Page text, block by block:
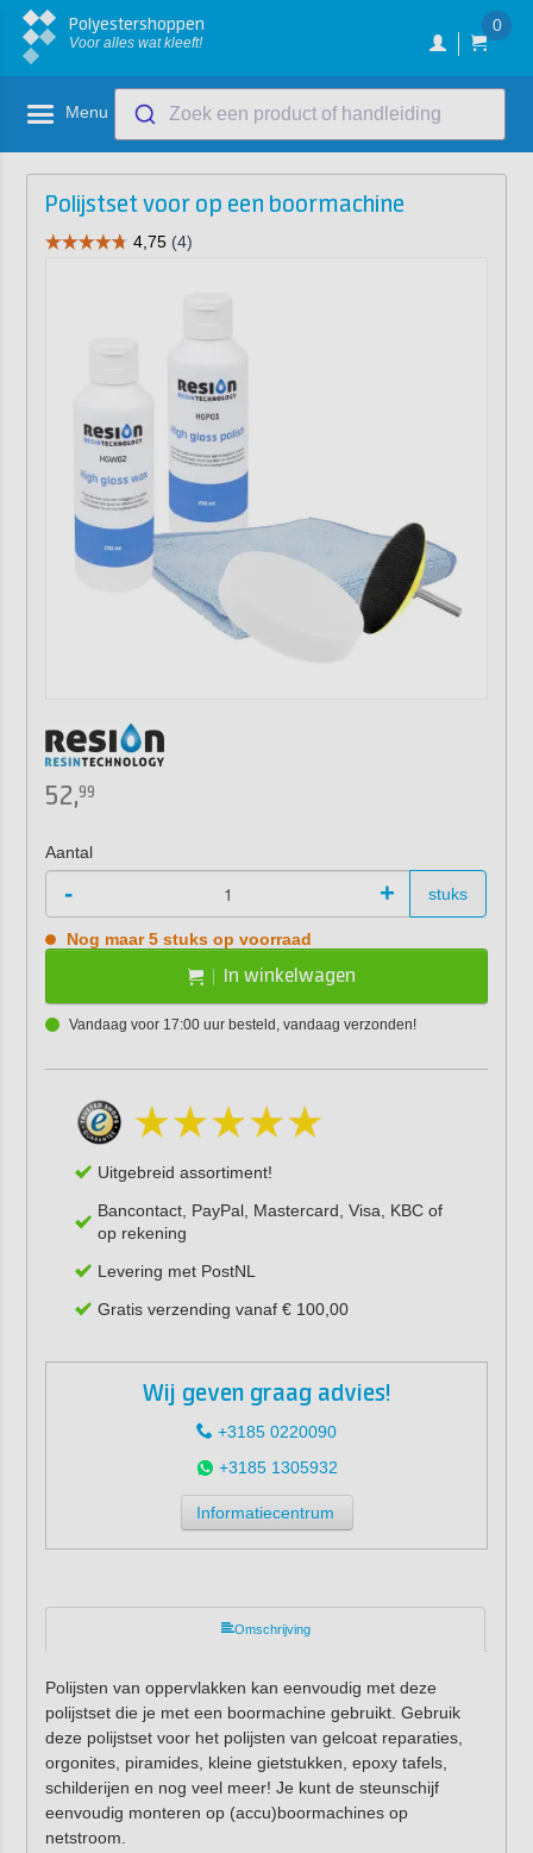
Polyestershoppen
Voor alles wat kleeft!
0
Menu Zoek een product of handleiding
Polijstset voor op een boormachine
52,99
Aantal
- + stuks
Nog maar 5 stuks op voorraad
In winkelwagen
Vandaag voor 17:00 uur besteld, vandaag verzonden!
Uitgebreid assortiment!
Bancontact, PayPal, Mastercard, Visa, KBC of
op rekening
Levering met PostNL
Gratis verzending vanaf € 100,00
Wij geven graag advies!
+3185 0220090
+3185 1305932
Informatiecentrum
Omschrijving
Polijsten van oppervlakken kan eenvoudig met deze
polijstset die je met een boormachine gebruikt. Gebruik
deze polijstset voor het polijsten van gelcoat reparaties,
orgonites, piramides, kleine gietstukken, epoxy tafels,
schilderijen en nog veel meer! Je kunt de steunschijf
eenvoudig monteren op (accu)boormachines op
netstroom.